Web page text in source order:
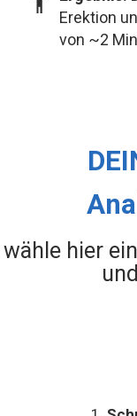
Erektion
von ~2
wähle hier